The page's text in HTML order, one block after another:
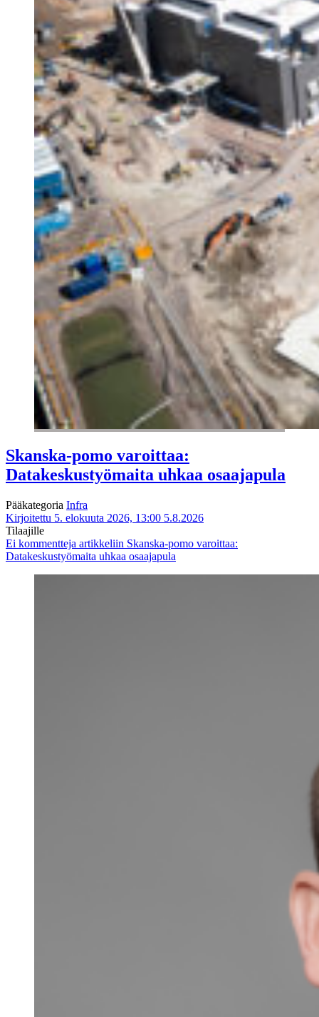
Skanska-pomo varoittaa:
Datakeskustyömaita uhkaa osaajapula
Pääkategoria Infra
Kirjoitettu 5. elokuuta 2026, 13:00 5.8.2026
Tilaajille
Ei kommentteja artikkeliin Skanska-pomo varoittaa:
Datakeskustyömaita uhkaa osaajapula